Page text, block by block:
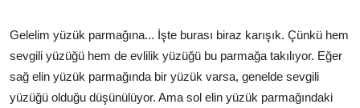
Gelelim yüzük parmağına... İşte burası biraz karışık. Çünkü hem
sevgili yüzüğü hem de evlilik yüzüğü bu parmağa takılıyor. Eğer
sağ elin yüzük parmağında bir yüzük varsa, genelde sevgili
yüzüğü olduğu düşünülüyor. Ama sol elin yüzük parmağındaki